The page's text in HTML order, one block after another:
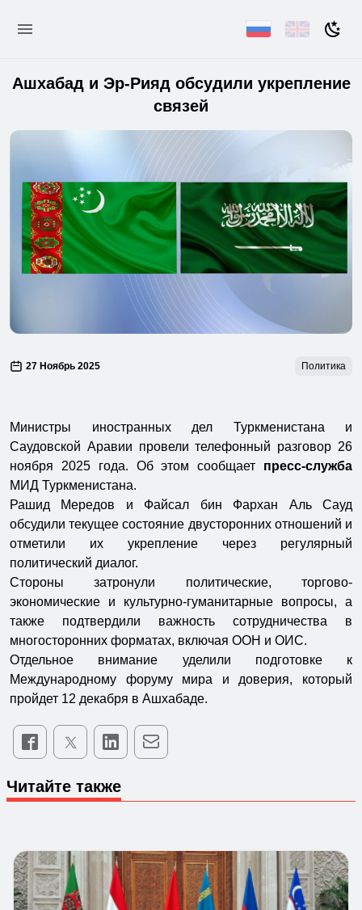
Ашхабад и Эр-Рияд обсудили укрепление
связей
27 Ноябрь 2025 Политика
Министры иностранных дел Туркменистана и
Саудовской Аравии провели телефонный разговор 26
ноября 2025 года. Об этом сообщает пресс-служба
МИД Туркменистана.
Рашид Мередов и Файсал бин Фархан Аль Сауд
обсудили текущее состояние двусторонних отношений и
отметили их укрепление через регулярный
политический диалог.
Стороны затронули политические, торгово-
экономические и культурно-гуманитарные вопросы, а
также подтвердили важность сотрудничества в
многосторонних форматах, включая ООН и ОИС.
Отдельное внимание уделили подготовке к
Международному форуму мира и доверия, который
пройдет 12 декабря в Ашхабаде.
Читайте также